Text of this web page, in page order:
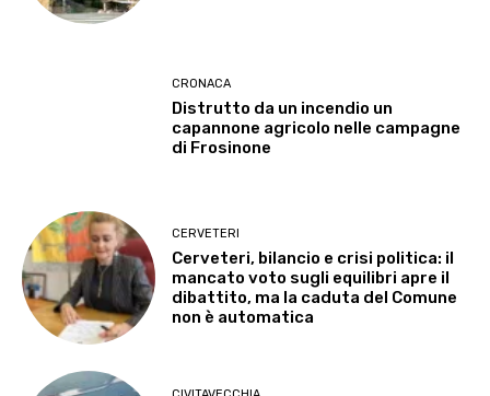
CRONACA
Distrutto da un incendio un
capannone agricolo nelle campagne
di Frosinone
CERVETERI
Cerveteri, bilancio e crisi politica: il
mancato voto sugli equilibri apre il
dibattito, ma la caduta del Comune
non è automatica